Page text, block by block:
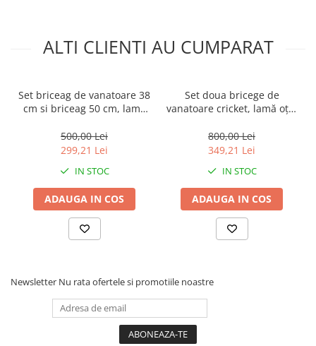
CLARINET
Orga electronica
Material lamei: otel inoxidabil 420
Cutit de vanatoare cu doua taisuri
Lungime: 35 cm ( lama: 23 cm; maner: 12 cm)
Latime lama: 2.5 cm
Greutate: 182 g
Lama este din otel cu doua taisuri
Lama inscriptionata
Teaca este din piele ecologica si se poate atasa la curea.
ALTI CLIENTI AU CUMPARAT
Set briceag de vanatoare 38
cm si briceag 50 cm, lamă
maro
500,00 Lei
299,21 Lei
IN STOC
ADAUGA IN COS
Set doua bricege de
vanatoare cricket, lamă oțel
800,00 Lei
349,21 Lei
IN STOC
ADAUGA IN COS
Newsletter Nu rata ofertele si promotiile noastre